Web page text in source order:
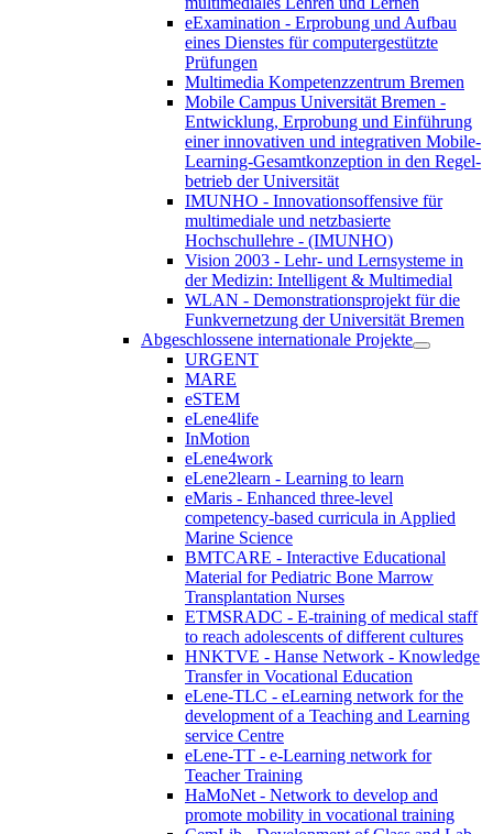
eExamination - Erprobung und Aufbau
eines Dienstes für computergestützte
Prüfungen
Multimedia Kompetenzzentrum Bremen
Mobile Campus Universität Bremen -
Entwicklung, Erprobung und Einführung
einer innovativen und integrativen Mobile-
Learning-Gesamtkonzeption in den Regel-
betrieb der Universität
IMUNHO - Innovationsoffensive für
multimediale und netzbasierte
Hochschullehre - (IMUNHO)
Vision 2003 - Lehr- und Lernsysteme in
der Medizin: Intelligent & Multimedial
WLAN - Demonstrationsprojekt für die
Funkvernetzung der Universität Bremen
Abgeschlossene internationale Projekte
URGENT
MARE
eSTEM
eLene4life
InMotion
eLene4work
eLene2learn - Learning to learn
eMaris - Enhanced three-level
competency-based curricula in Applied
Marine Science
BMTCARE - Interactive Educational
Material for Pediatric Bone Marrow
Transplantation Nurses
ETMSRADC - E-training of medical staff
to reach adolescents of different cultures
HNKTVE - Hanse Network - Knowledge
Transfer in Vocational Education
eLene-TLC - eLearning network for the
development of a Teaching and Learning
service Centre
eLene-TT - e-Learning network for
Teacher Training
HaMoNet - Network to develop and
promote mobility in vocational training